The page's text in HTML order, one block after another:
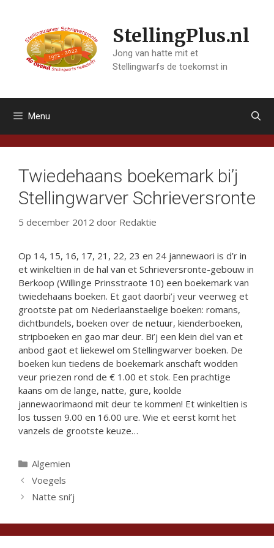
inhoud
StellingPlus.nl
Jong van hatte mit et
Stellingwarfs de toekomst in
Menu
Twiedehaans boekemark bi’j
Stellingwarver Schrieversronte
5 december 2012 door Redaktie
Op 14, 15, 16, 17, 21, 22, 23 en 24 jannewaori is d’r in
et winkeltien in de hal van et Schrieversronte-gebouw in
Berkoop (Willinge Prinsstraote 10) een boekemark van
twiedehaans boeken. Et gaot daorbi’j veur veerweg et
grootste pat om Nederlaanstaelige boeken: romans,
dichtbundels, boeken over de netuur, kienderboeken,
stripboeken en gao mar deur. Bi’j een klein diel van et
anbod gaot et liekewel om Stellingwarver boeken. De
boeken kun tiedens de boekemark anschaft wodden
veur priezen rond de € 1.00 et stok. Een prachtige
kaans om de lange, natte, gure, koolde
jannewaorimaond mit deur te kommen! Et winkeltien is
los tussen 9.00 en 16.00 ure. Wie et eerst komt het
vanzels de grootste keuze…
Categorieën
Algemien
Voegels
Natte sni’j